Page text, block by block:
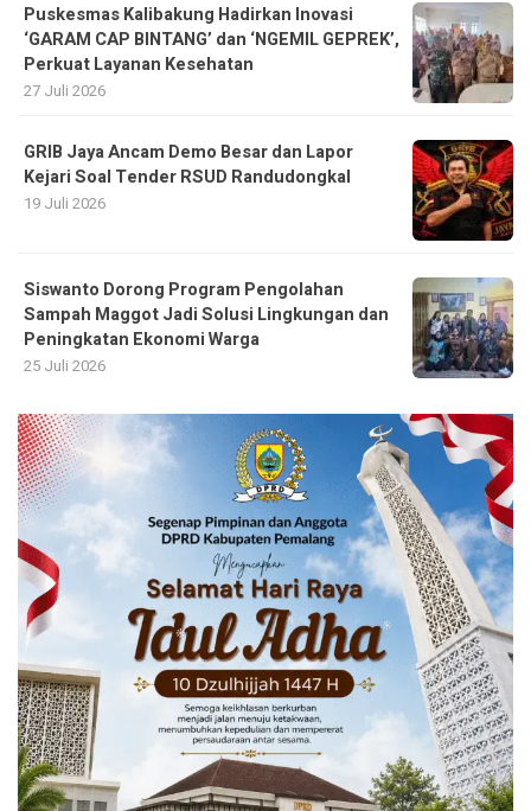
Puskesmas Kalibakung Hadirkan Inovasi
‘GARAM CAP BINTANG’ dan ‘NGEMIL GEPREK’,
Perkuat Layanan Kesehatan
27 Juli 2026
GRIB Jaya Ancam Demo Besar dan Lapor
Kejari Soal Tender RSUD Randudongkal
19 Juli 2026
Siswanto Dorong Program Pengolahan
Sampah Maggot Jadi Solusi Lingkungan dan
Peningkatan Ekonomi Warga
25 Juli 2026